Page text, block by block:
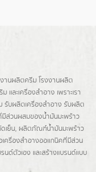
งานผลิตครีม โรงงานผลิต
ม และเครื่องสำอาง เพราะเรา
รับผลิตเครื่องสำอาง รับผลิต
ส่วนผสมของน้ำมันมะพร้าว
ดเย็น, ผลิตภัณฑ์น้ำมันมะพร้าว
เครื่องสำอางออแกนิคที่มีส่วน
ด์ตัวเอง และสร้างแบรนด์แบบ